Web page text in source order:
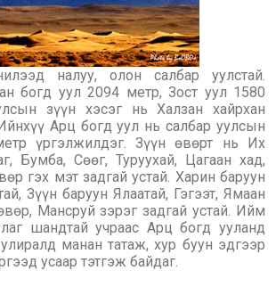
налуу, олон салбар уулстай.
богд уул 2094 метр, Зост уул 1580
зүүн хэсэг нь Халзан хайрхан
Арц богд уул нь салбар уулсын
үргэлжилдэг. Зүүн өвөрт нь Их
Бумба, Сөөг, Туруухай, Цагаан хад,
гэх мэт задгай устай. Харин баруун
Зүүн баруун Ялаатай, Гэгээт, Ямаан
Мансруй зэрэг задгай устай. Ийм
шандтай учраас Арц богд ууланд
манан татаж, хур буун эдгээр
усаар тэтгэж байдаг.